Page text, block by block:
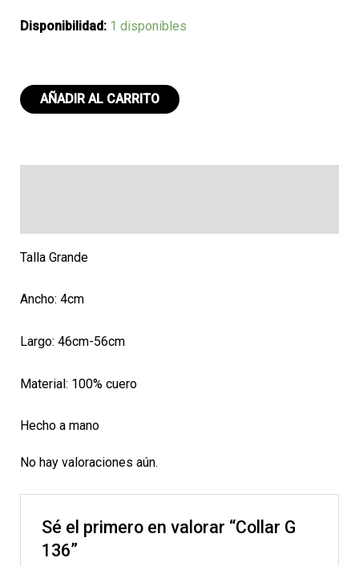
Disponibilidad: 1 disponibles
Collar
G
AÑADIR AL CARRITO
Talla Grande
Ancho: 4cm
Largo: 46cm-56cm
Material: 100% cuero
Hecho a mano
No hay valoraciones aún.
Sé el primero en valorar “Collar G
136”